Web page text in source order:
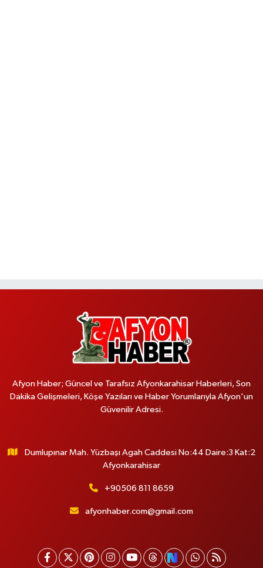
Afyon Haber; Güncel ve Tarafsız Afyonkarahisar Haberleri, Son
Dakika Gelişmeleri, Köşe Yazıları ve Haber Yorumlarıyla Afyon'un
Güvenilir Adresi.
Dumlupınar Mah. Yüzbaşı Agah Caddesi No:44 Daire:3 Kat:2
Afyonkarahisar
+90506 811 8659
afyonhaber.com@gmail.com